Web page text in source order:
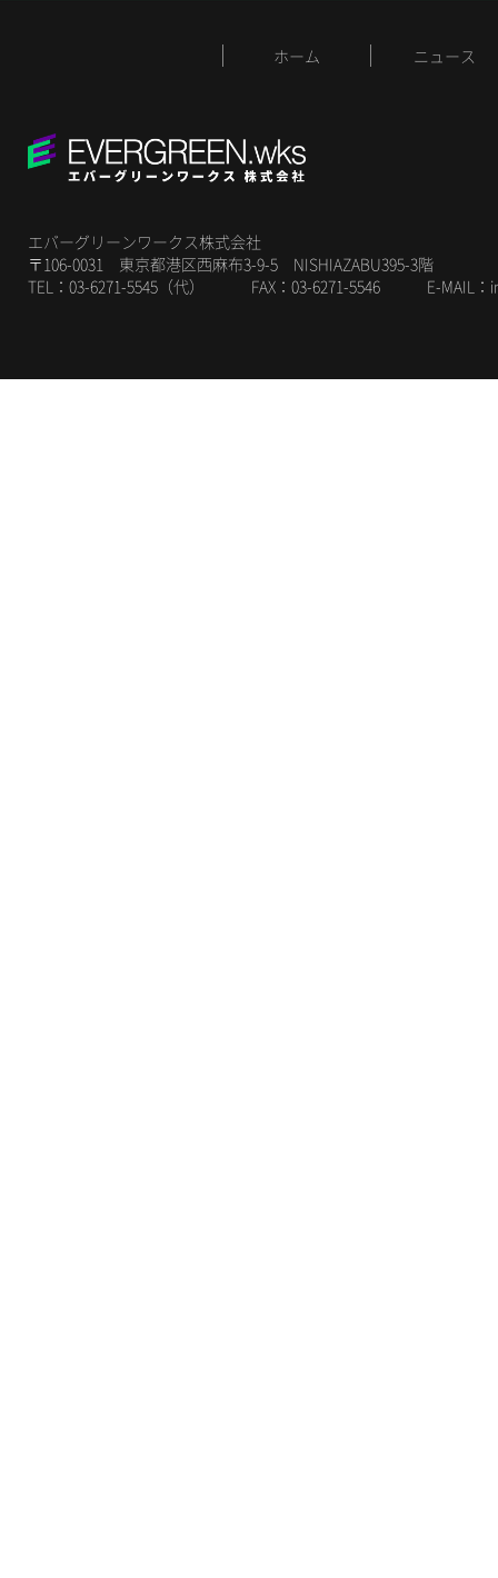
ホーム ニュース
エバーグリーンワークス株式会社
〒106-0031 東京都港区西麻布3-9-5 NISHIAZABU395-3階
TEL：03-6271-5545（代） FAX：03-6271-5546 E-MAIL：